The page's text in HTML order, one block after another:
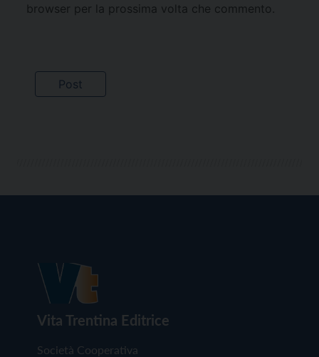
browser per la prossima volta che commento.
Vita Trentina Editrice
Società Cooperativa